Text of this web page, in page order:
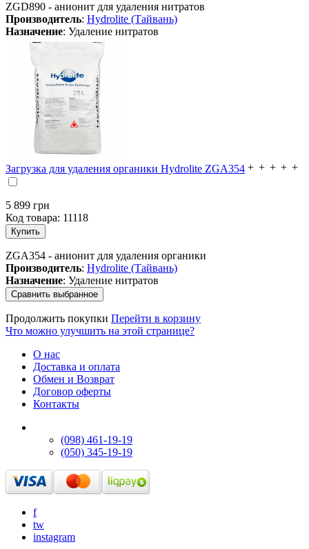
ZGD890 - анионит для удаления нитратов
Производитель: Hydrolite (Тайвань)
Назначение: Удаление нитратов
Загрузка для удаления органики Hydrolite ZGA354
5 899 грн
Код товара: 11118
ZGA354 - анионит для удаления органики
Производитель: Hydrolite (Тайвань)
Назначение: Удаление нитратов
Продолжить покупки Перейти в корзину
Что можно улучшить на этой странице?
О нас
Доставка и оплата
Обмен и Возврат
Договор оферты
Контакты
(098) 461-19-19
(050) 345-19-19
f
tw
instagram